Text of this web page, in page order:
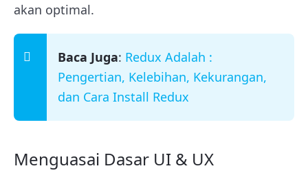
akan optimal.
Baca Juga: Redux Adalah :
Pengertian, Kelebihan, Kekurangan,
dan Cara Install Redux
Menguasai Dasar UI & UX